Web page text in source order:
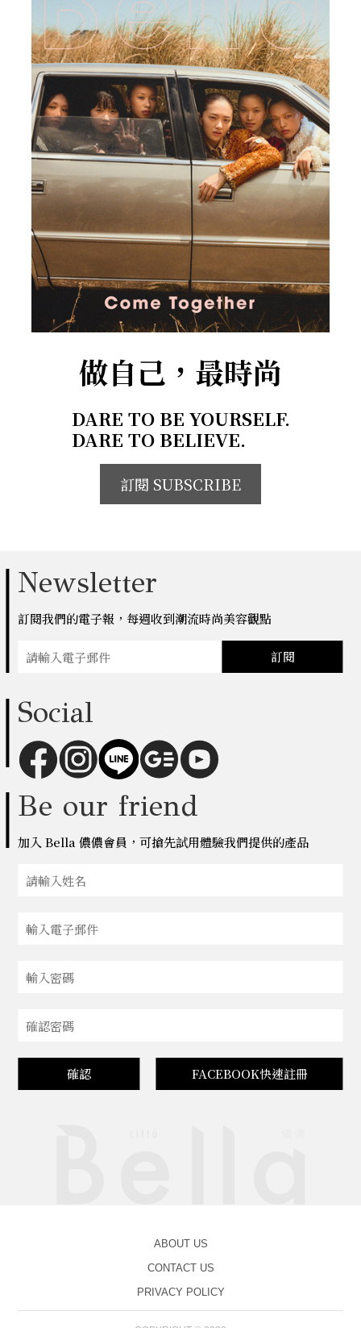
做自己，最時尚
DARE TO BE YOURSELF.
DARE TO BELIEVE.
訂閱 SUBSCRIBE
Newsletter
訂閱我們的電子報，每週收到潮流時尚美容觀點
訂閱
Social
Be our friend
加入 Bella 儂儂會員，可搶先試用體驗我們提供的產品
確認 FACEBOOK快速註冊
ABOUT US
CONTACT US
PRIVACY POLICY